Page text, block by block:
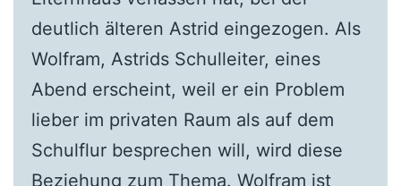
deutlich älteren Astrid eingezogen. Als
Wolfram, Astrids Schulleiter, eines
Abend erscheint, weil er ein Problem
lieber im privaten Raum als auf dem
Schulflur besprechen will, wird diese
Beziehung zum Thema. Wolfram ist